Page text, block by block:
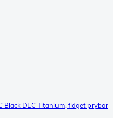
Black DLC Titanium, fidget prybar